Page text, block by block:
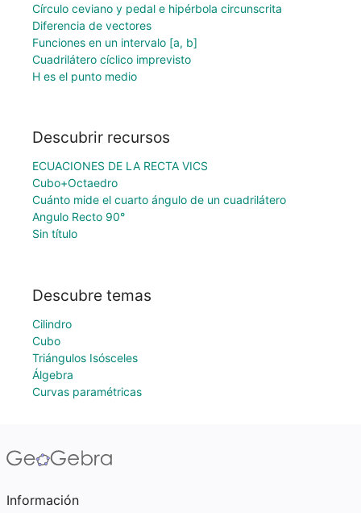
Círculo ceviano y pedal e hipérbola circunscrita
Diferencia de vectores
Funciones en un intervalo [a, b]
Cuadrilátero cíclico imprevisto
H es el punto medio
Descubrir recursos
ECUACIONES DE LA RECTA VICS
Cubo+Octaedro
Cuánto mide el cuarto ángulo de un cuadrilátero
Angulo Recto 90°
Sin título
Descubre temas
Cilindro
Cubo
Triángulos Isósceles
Álgebra
Curvas paramétricas
Información